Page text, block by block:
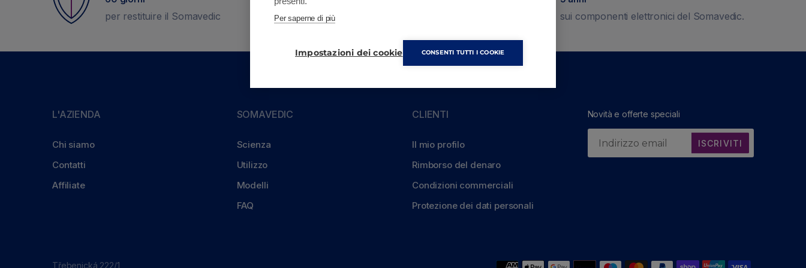
per restituire il Somavedic
sui componenti elettronici del Somavedic.
L'AZIENDA
Chi siamo
Contatti
Affiliate
SOMAVEDIC
Scienza
Utilizzo
Modelli
FAQ
CLIENTI
Il mio profilo
Rimborso del denaro
Condizioni commerciali
Protezione dei dati personali
Novità e offerte speciali
ISCRIVITI
Třebenická 222/1,
Per saperne di più
Impostazioni dei cookie CONSENTI TUTTI I COOKIE